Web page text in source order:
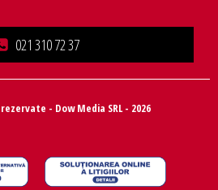
021 310 72 37
- Dow Media SRL - 2026